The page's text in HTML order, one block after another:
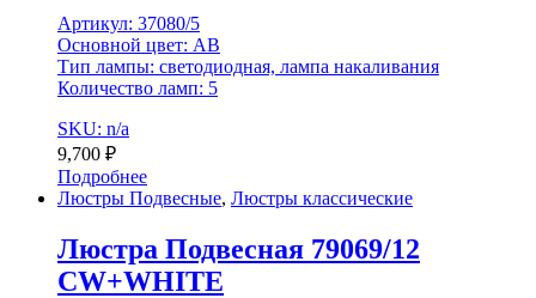
Артикул: 37080/5
Основной цвет: AB
Тип лампы: светодиодная, лампа накаливания
Количество ламп: 5
SKU: n/a
9,700 ₽
Подробнее
Люстры Подвесные, Люстры классические
Люстра Подвесная 79069/12
CW+WHITE